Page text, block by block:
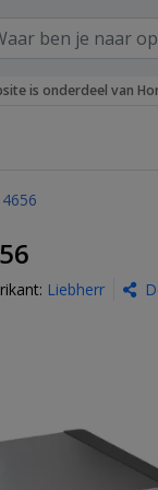
is onderdeel van
Liebherr